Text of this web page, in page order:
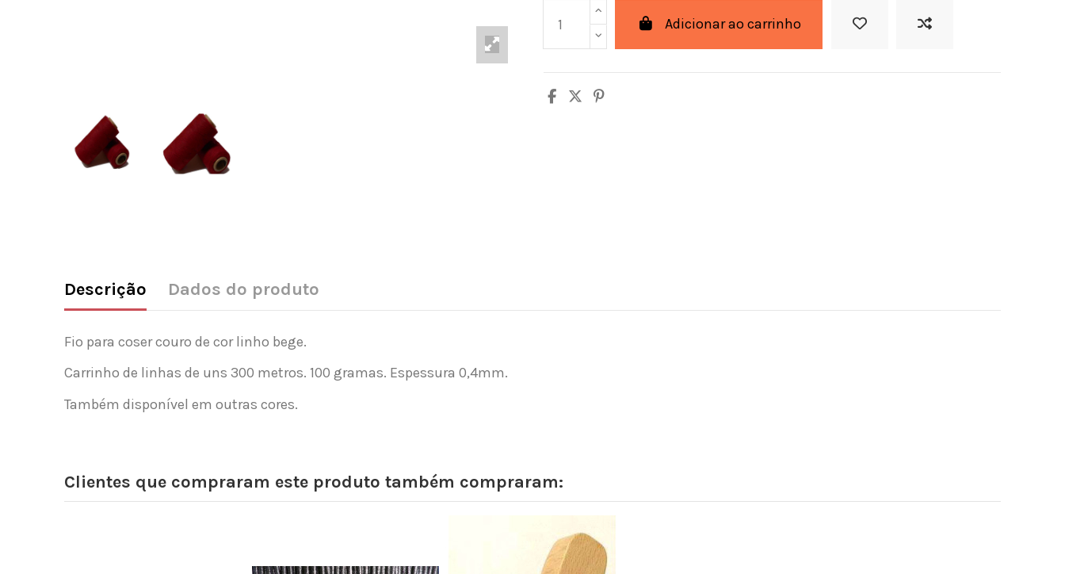
Adicionar ao carrinho
Descrição Dados do produto
Fio para coser couro de cor linho bege.
Carrinho de linhas de uns 300 metros. 100 gramas. Espessura 0,4mm.
Também disponível em outras cores.
Clientes que compraram este produto também compraram: